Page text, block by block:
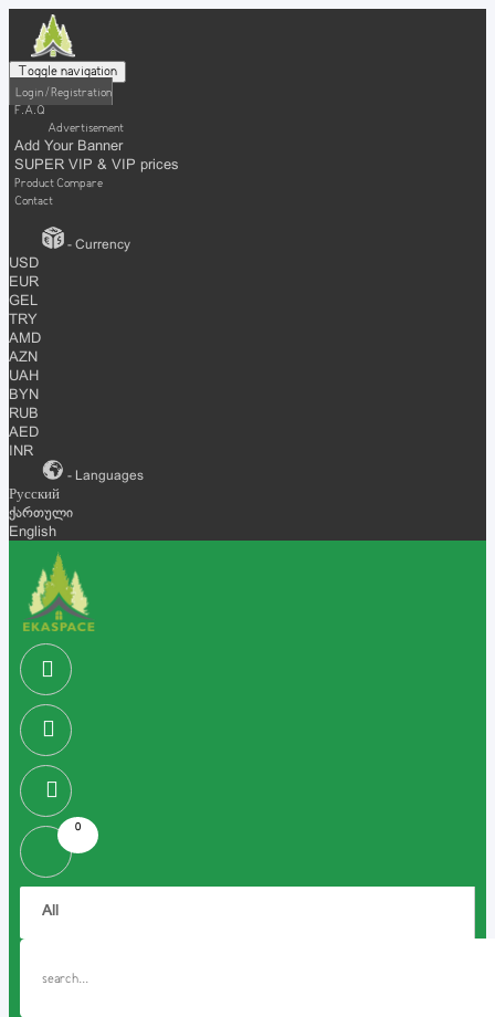
Toggle navigation
Login / Registration
F.A.Q
Advertisement
Add Your Banner
SUPER VIP & VIP prices
Product Compare
Contact
- Currency
USD
EUR
GEL
TRY
AMD
AZN
UAH
BYN
RUB
AED
INR
- Languages
Русский
ქართული
English
0